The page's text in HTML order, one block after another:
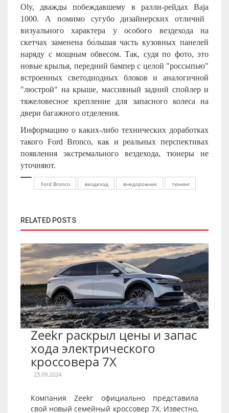
Oly, дважды побеждавшему в ралли-рейдах Baja
1000. А помимо сугубо дизайнерских отличий
визуального характера у особого вездехода на
скетчах заменена бо́льшая часть кузовных панелей
наряду с мощным обвесом. Так, судя по фото, это
новые крылья, передний бампер с целой "россыпью"
встроенных светодиодных блоков и аналогичной
"люстрой" на крыше, массивный задний спойлер и
тяжеловесное крепление для запасного колеса на
двери багажного отделения.
Информацию о каких-либо технических доработках
такого Ford Bronco, как и реальных перспективах
появления экстремального вездехода, тюнеры не
уточняют.
Ford Bronco вездеход внедорожник тюнинг
RELATED POSTS
Zeekr раскрыл цены и запас
хода электрического
кроссовера 7X
23.09.2024
Компания Zeekr официально представила
свой новый семейный кроссовер 7X. Известно,